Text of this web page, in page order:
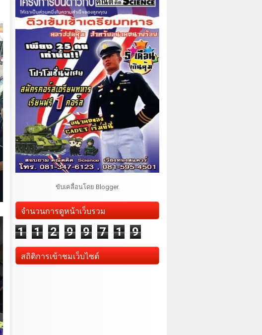
ขับเคลื่อนโดย Blogger.
จำนวนการดูหน้าเว็บรวม
1 1 2 9 9 7 1 9
สถิติการเข้าชมเว็บไซต์